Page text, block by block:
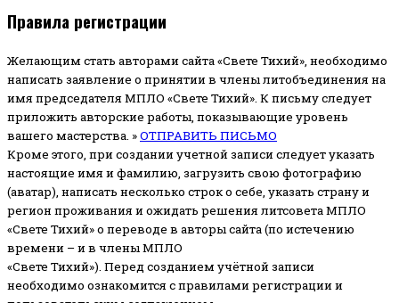
Правила регистрации
Желающим стать авторами сайта «Свете Тихий», необходимо
написать заявление о принятии в члены литобъединения на
имя председателя МПЛО «Свете Тихий». К письму следует
приложить авторские работы, показывающие уровень
вашего мастерства. »ОТПРАВИТЬ ПИСЬМО
Кроме этого, при создании учетной записи следует указать
настоящие имя и фамилию, загрузить свою фотографию
(аватар), написать несколько строк о себе, указать страну и
регион проживания и ожидать решения литсовета МПЛО
«Свете Тихий» о переводе в авторы сайта (по истечению
времени – и в члены МПЛО
«Свете Тихий»). Перед созданием учётной записи
необходимо ознакомится с правилами регистрации и